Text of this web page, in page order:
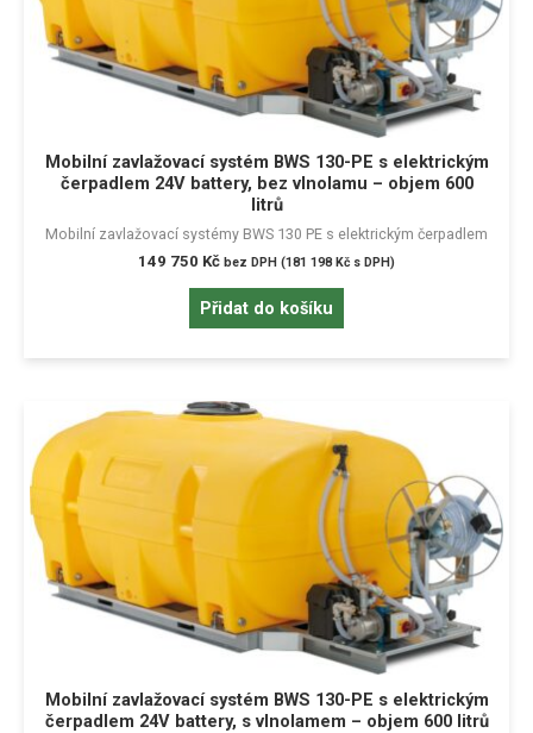
Mobilní zavlažovací systém BWS 130-PE s elektrickým
čerpadlem 24V battery, bez vlnolamu – objem 600
litrů
Mobilní zavlažovací systémy BWS 130 PE s elektrickým čerpadlem
149 750 Kč bez DPH (181 198 Kč s DPH)
Přidat do košíku
Mobilní zavlažovací systém BWS 130-PE s elektrickým
čerpadlem 24V battery, s vlnolamem – objem 600 litrů